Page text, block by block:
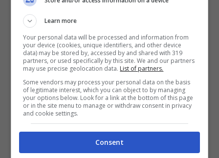
Europei, il nostro ministero degli Esteri
aggiorna la lista dei Paesi più a rischio,
ossiaquelli dove è sconsigliabile andare
Sebbene non ci siano certezze su quelle
che potrebbero essere le prossime mosse
dei terroristi.
Learn more
Your personal data will be processed and information from
your device (cookies, unique identifiers, and other device
data) may be stored by, accessed by and shared with 319
partners, or used specifically by this site. We and our partners
may use precise geolocation data. List of partners.
Some vendors may process your personal data on the basis
of legitimate interest, which you can object to by managing
your options below. Look for a link at the bottom of this page
or in the site menu to manage or withdraw consent in privacy
and cookie settings.
Consent